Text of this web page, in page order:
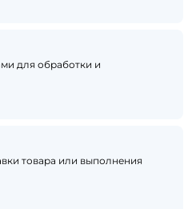
для обработки и
товара или выполнения